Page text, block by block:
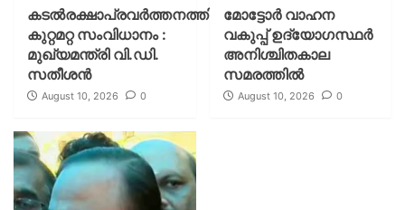
കടല്‍രക്ഷാപ്രവര്‍ത്തനത്തിന്
കുറ്റമറ്റ സംവിധാനം :
മുഖ്യമന്ത്രി വി.ഡി.
സതീശന്‍
August 10, 2026 0
മോട്ടോര്‍ വാഹന
വകുപ്പ് ഉദ്യോഗസ്ഥര്‍
അനിശ്ചിതകാല
സമരത്തില്‍
August 10, 2026 0